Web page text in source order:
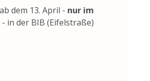
dem 13. April - nur im
- in der BIB (Eifelstraße)